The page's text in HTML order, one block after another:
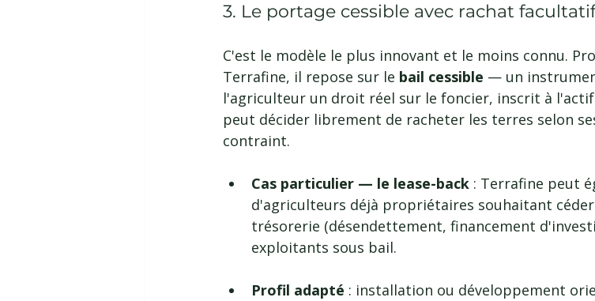
3. Le portage cessible avec rachat facultatif
C'est le modèle le plus innovant et le moins connu.
Terrafine, il repose sur le bail cessible — un
l'agriculteur un droit réel sur le foncier, inscrit à
peut décider librement de racheter les terres selon
contraint.
Cas particulier — le lease-back : Terrafine peut
d'agriculteurs déjà propriétaires souhaitant
trésorerie (désendettement, financement
exploitants sous bail.
Profil adapté : installation ou développement